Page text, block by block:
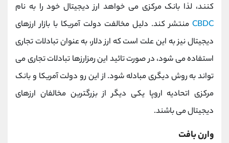
کنند، لذا بانک مرکزی می خواهد ارز دیجیتال خود را به نام
CBDC منتشر کند. دلیل مخالفت دولت آمریکا با بازار ارزهای
دیجیتال نیز به این علت است که ارز دلار، به عنوان تبادلات تجاری
استفاده می شود، در صورت تائید این رمزارزها تبادلات تجاری می
تواند به روش دیگری مبادله شود. از این رو دولت آمریکا و بانک
مرکزی اتحادیه اروپا یکی دیگر از بزرگترین مخالفان ارزهای
دیجیتال می باشند.
وارن بافت